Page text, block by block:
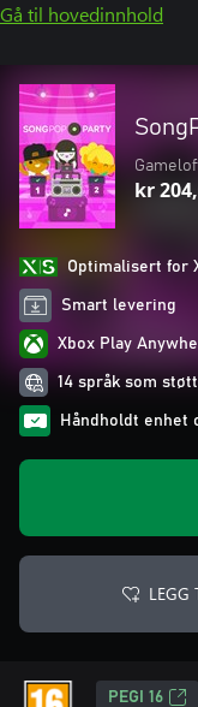
Gå til hovedinnhold
kr
Optimalisert for
Smart levering
Xbox Play
14 språk som
Håndholdt enhet
LEGG
PEGI 16